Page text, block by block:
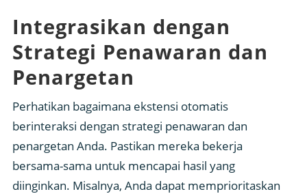
Integrasikan dengan
Strategi Penawaran dan
Penargetan
Perhatikan bagaimana ekstensi otomatis
berinteraksi dengan strategi penawaran dan
penargetan Anda. Pastikan mereka bekerja
bersama-sama untuk mencapai hasil yang
diinginkan. Misalnya, Anda dapat memprioritaskan